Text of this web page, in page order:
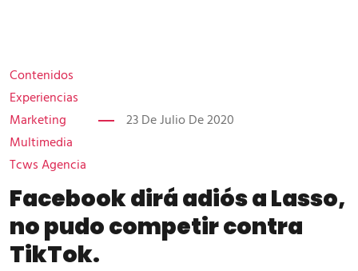
Contenidos
Experiencias
Marketing
Multimedia
Tcws Agencia
23 De Julio De 2020
Facebook dirá adiós a Lasso,
no pudo competir contra
TikTok.